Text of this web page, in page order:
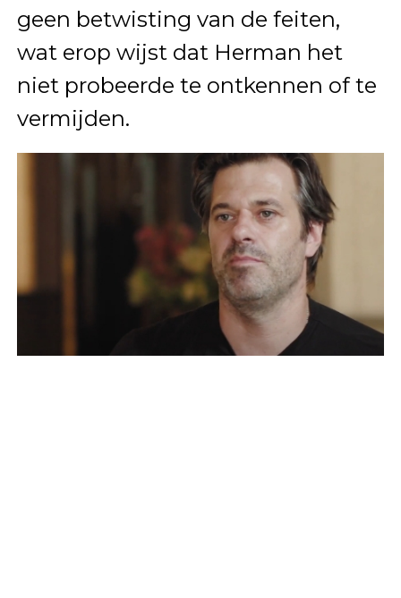
geen betwisting van de feiten,
wat erop wijst dat Herman het
niet probeerde te ontkennen of te
vermijden.